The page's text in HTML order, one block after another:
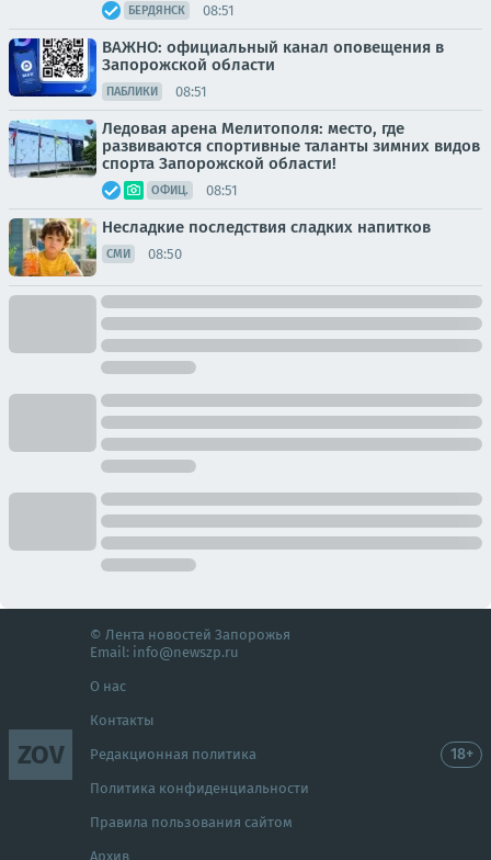
БЕРДЯНСК 08:51
ВАЖНО: официальный канал оповещения в
Запорожской области
ПАБЛИКИ 08:51
Ледовая арена Мелитополя: место, где
развиваются спортивные таланты зимних видов
спорта Запорожской области!
ОФИЦ. 08:51
Несладкие последствия сладких напитков
СМИ 08:50
ZOV
© Лента новостей Запорожья
Email: info@newszp.ru
О нас
Контакты
Редакционная политика
Политика конфиденциальности
Правила пользования сайтом
Архив
18+